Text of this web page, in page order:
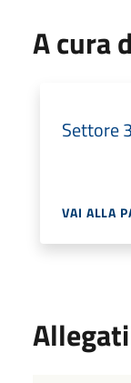
A cura
Settore
VAI ALLA
Allegati